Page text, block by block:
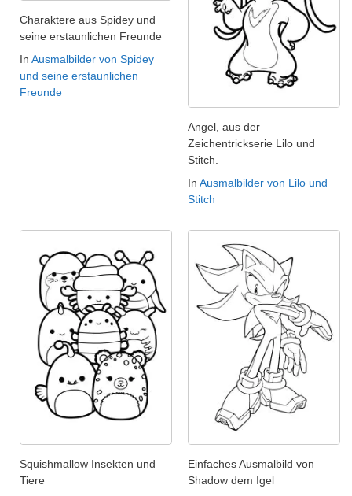
Charaktere aus Spidey und
seine erstaunlichen Freunde
In Ausmalbilder von Spidey
und seine erstaunlichen
Freunde
Angel, aus der
Zeichentrickserie Lilo und
Stitch.
In Ausmalbilder von Lilo und
Stitch
Squishmallow Insekten und
Tiere
Einfaches Ausmalbild von
Shadow dem Igel